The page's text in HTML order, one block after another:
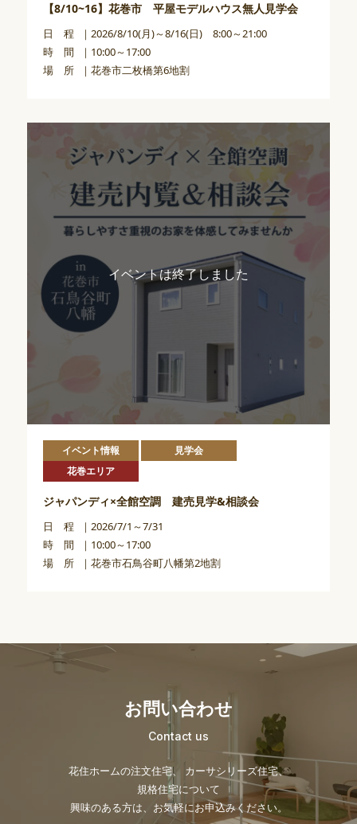
【8/10~16】花巻市 平屋モデルハウス無人見学会
日 程
2026/8/10(月)～8/16(日) 8:00～21:00
時 間
10:00～17:00
場 所
花巻市二枚橋第6地割
イベントは終了しました
イベント情報
見学会
花巻エリア
ジャパンディ×全館空調 建売見学&相談会
日 程
2026/7/1～7/31
時 間
10:00～17:00
場 所
花巻市石鳥谷町八幡第2地割
お問い合わせ
Contact us
花住ホームの注文住宅、 カーサシリーズ住宅、
規格住宅について
興味のある方は、お気軽にお申込みください。